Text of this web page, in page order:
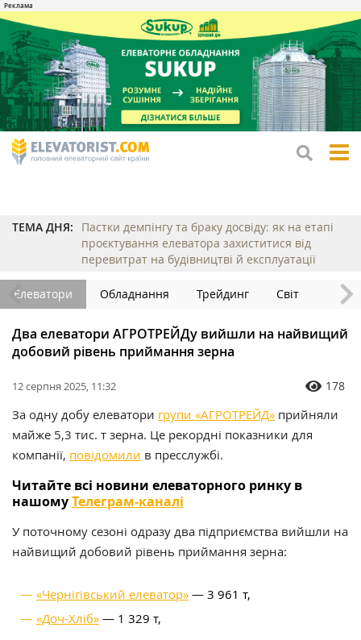
ТЕМА ДНЯ:
Пастки демпінгу та браку досвіду: як на етапі
проєктування елеватора захиститися від
перевитрат на будівництві й експлуатації
Елеватори Обладнання Трейдинг Світ
Два елеватори АГРОТРЕЙДу вийшли на найвищий
добовий рівень приймання зерна
12 серпня 2025, 11:32 178
За одну добу елеватори групи «АГРОТРЕЙД» прийняли
майже 5,3 тис. т зерна. Це рекордні показники для
компанії, повідомили в пресслужбі.
Читайте всі новини елеваторного ринку в
нашомуТелеграм-каналі
У поточному сезоні одразу два підприємства вийшли на
найвищий добовий рівень приймання зерна:
«Чернігівський елеватор» — 3 961 т,
«Доч-Хліб» — 1 329 т,